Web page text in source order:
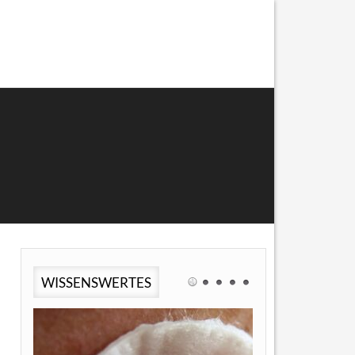
WISSENSWERTES